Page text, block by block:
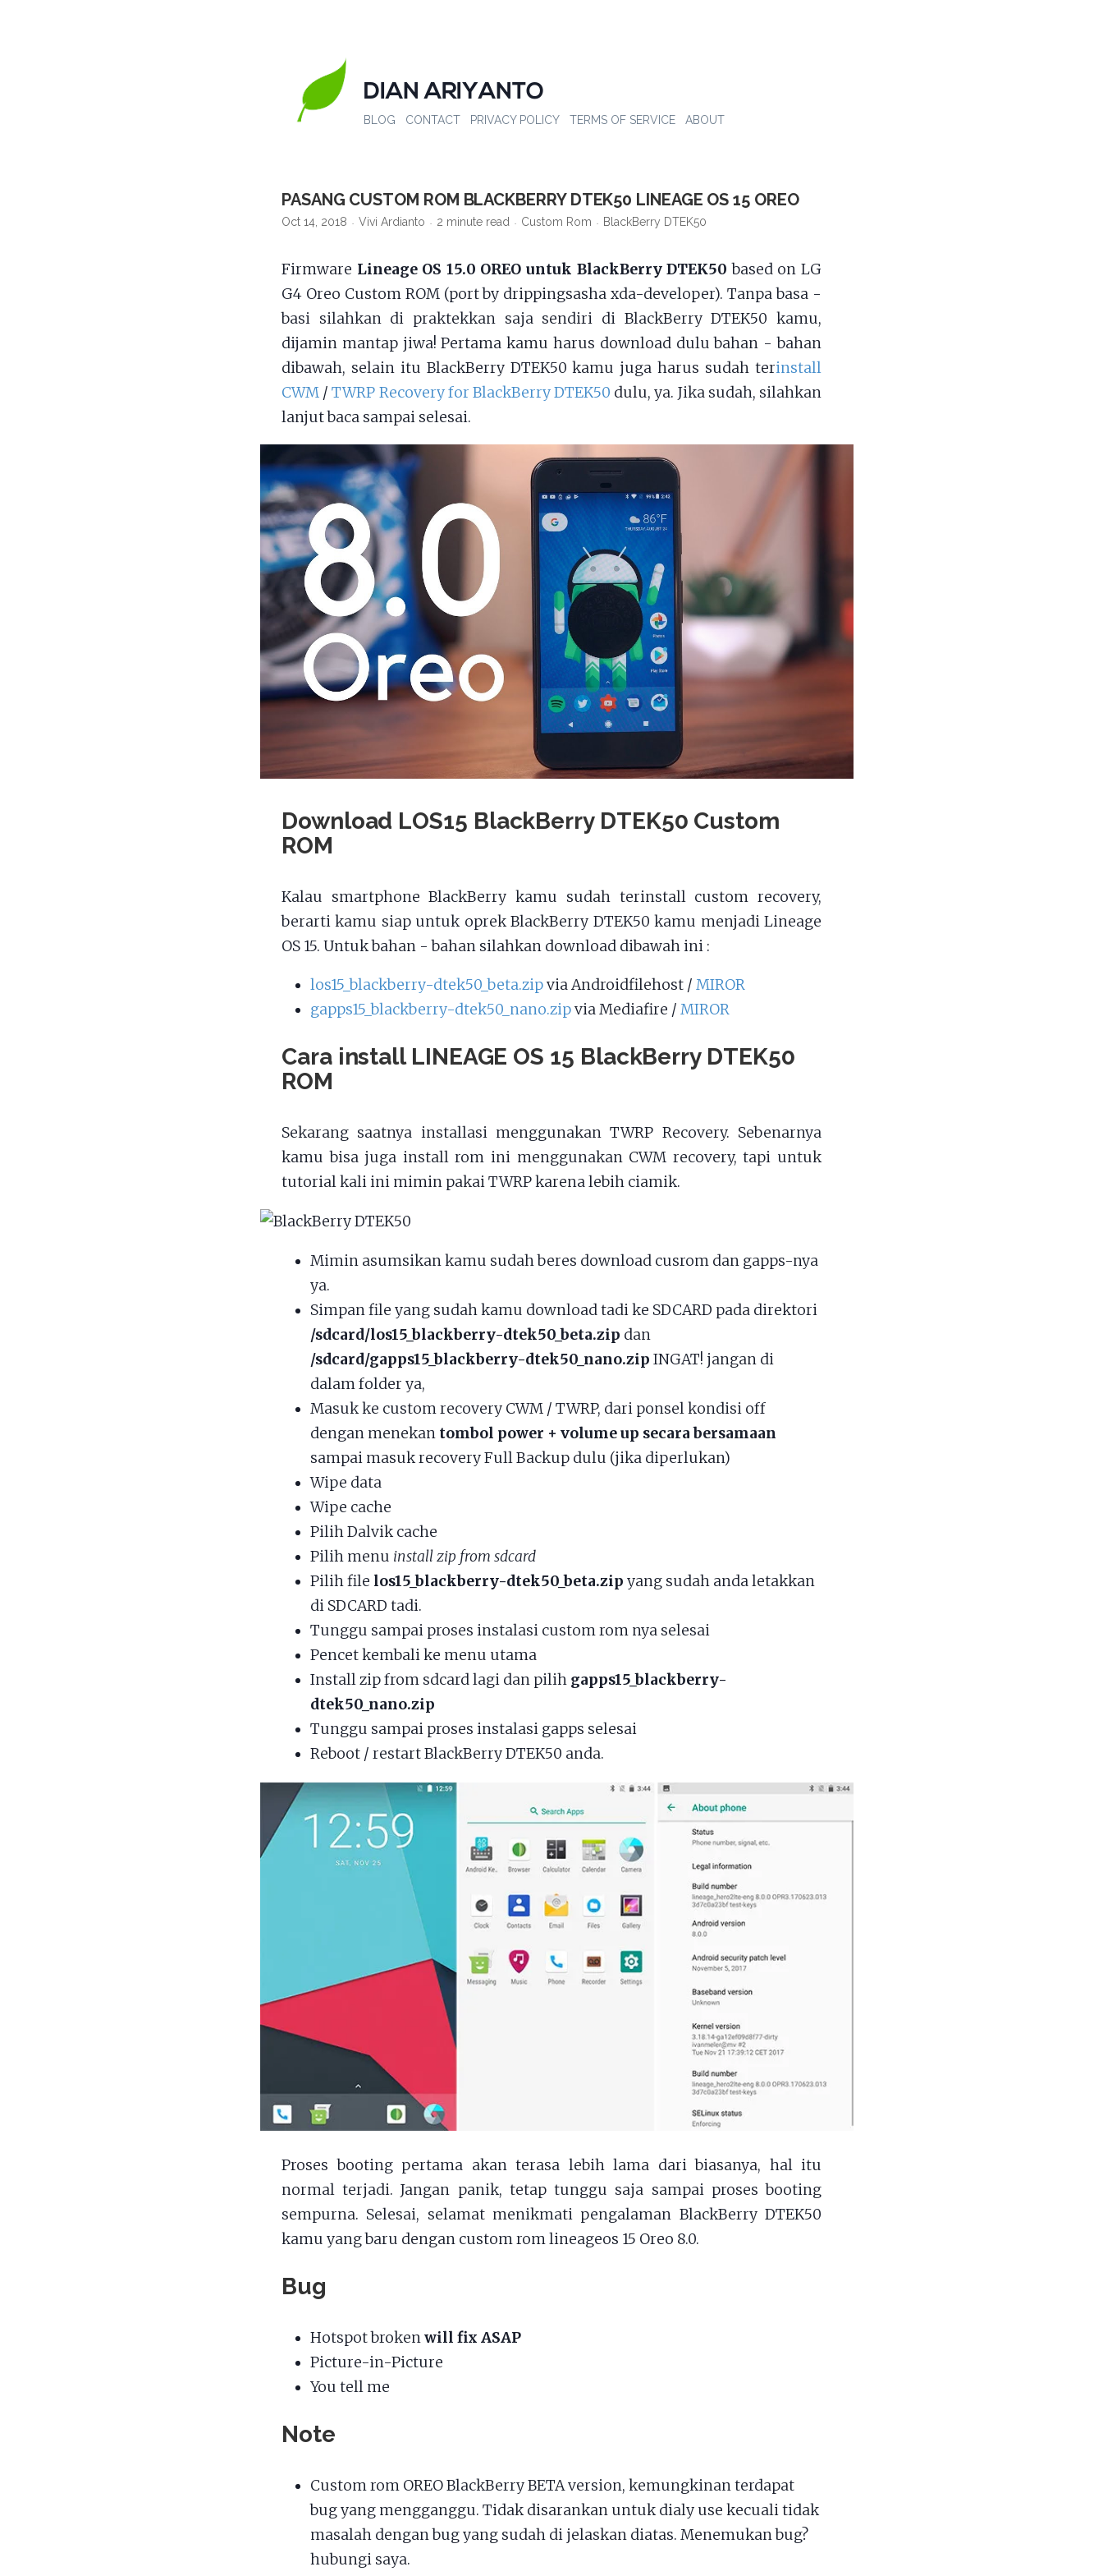
DIAN ARIYANTO
BLOG CONTACT PRIVACY POLICY TERMS OF SERVICE ABOUT
PASANG CUSTOM ROM BLACKBERRY DTEK50 LINEAGE OS 15 OREO
Oct 14, 2018 Vivi Ardianto 2 minute read Custom Rom BlackBerry DTEK50
Firmware Lineage OS 15.0 OREO untuk BlackBerry DTEK50 based on LG
G4 Oreo Custom ROM (port by drippingsasha xda-developer). Tanpa basa -
basi silahkan di praktekkan saja sendiri di BlackBerry DTEK50 kamu,
dijamin mantap jiwa! Pertama kamu harus download dulu bahan - bahan
dibawah, selain itu BlackBerry DTEK50 kamu juga harus sudah terinstall
CWM /TWRP Recovery for BlackBerry DTEK50 dulu, ya. Jika sudah, silahkan
lanjut baca sampai selesai.
Download LOS15 BlackBerry DTEK50 Custom
ROM
Kalau smartphone BlackBerry kamu sudah terinstall custom recovery,
berarti kamu siap untuk oprek BlackBerry DTEK50 kamu menjadi Lineage
OS 15. Untuk bahan - bahan silahkan download dibawah ini :
los15_blackberry-dtek50_beta.zipvia Androidfilehost /MIROR
gapps15_blackberry-dtek50_nano.zipvia Mediafire /MIROR
Cara install LINEAGE OS 15 BlackBerry DTEK50
ROM
Sekarang saatnya installasi menggunakan TWRP Recovery. Sebenarnya
kamu bisa juga install rom ini menggunakan CWM recovery, tapi untuk
tutorial kali ini mimin pakai TWRP karena lebih ciamik.
Mimin asumsikan kamu sudah beres download cusrom dan gapps-nya
ya.
Simpan file yang sudah kamu download tadi ke SDCARD pada direktori
/sdcard/los15_blackberry-dtek50_beta.zip dan
/sdcard/gapps15_blackberry-dtek50_nano.zip INGAT! jangan di
dalam folder ya,
Masuk ke custom recovery CWM / TWRP, dari ponsel kondisi off
dengan menekan tombol power + volume up secara bersamaan
sampai masuk recovery Full Backup dulu (jika diperlukan)
Wipe data
Wipe cache
Pilih Dalvik cache
Pilih menu install zip from sdcard
Pilih file los15_blackberry-dtek50_beta.zip yang sudah anda letakkan
di SDCARD tadi.
Tunggu sampai proses instalasi custom rom nya selesai
Pencet kembali ke menu utama
Install zip from sdcard lagi dan pilih gapps15_blackberry-
dtek50_nano.zip
Tunggu sampai proses instalasi gapps selesai
Reboot / restart BlackBerry DTEK50 anda.
Proses booting pertama akan terasa lebih lama dari biasanya, hal itu
normal terjadi. Jangan panik, tetap tunggu saja sampai proses booting
sempurna. Selesai, selamat menikmati pengalaman BlackBerry DTEK50
kamu yang baru dengan custom rom lineageos 15 Oreo 8.0.
Bug
Hotspot brokenwill fix ASAP
Picture-in-Picture
You tell me
Note
Custom rom OREO BlackBerry BETA version, kemungkinan terdapat
bug yang mengganggu. Tidak disarankan untuk dialy use kecuali tidak
masalah dengan bug yang sudah di jelaskan diatas. Menemukan bug?
hubungi saya.